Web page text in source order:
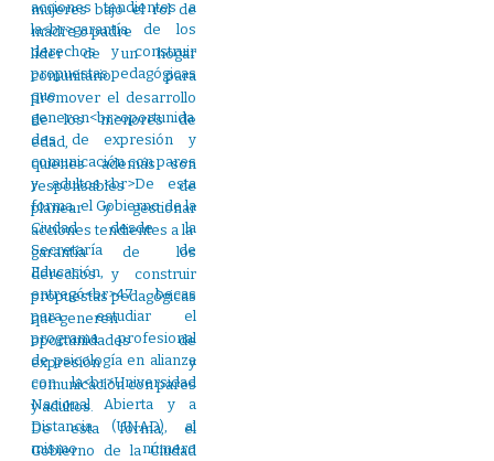
mujeres bajo el rol de
madre o padre
líder de un hogar
comunitario para
promover el desarrollo
de los menores de
edad,
quienes además son
responsables de
planear y gestionar
acciones tendientes a la
garantía de los
derechos y construir
propuestas pedagógicas
que generen
oportunidades de
expresión y
comunicación con pares
y adultos.
De esta forma, el
Gobierno de la Ciudad